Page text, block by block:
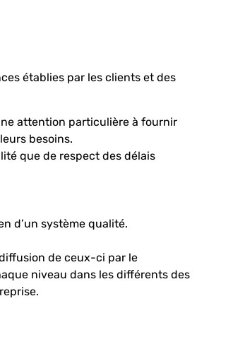
établies par les clients et des
attention particulière à fournir
besoins.
que de respect des délais
d’un système qualité.
de ceux-ci par le
niveau dans les différents des